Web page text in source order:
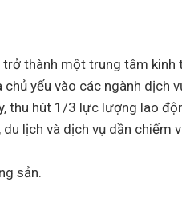
trở thành một trung tâm kinh
yếu vào các ngành dịch
thu hút 1/3 lực lượng lao
lịch và dịch vụ dần chiếm
sản.